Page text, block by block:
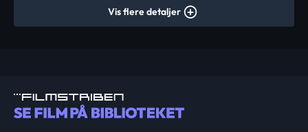
Vis flere detaljer